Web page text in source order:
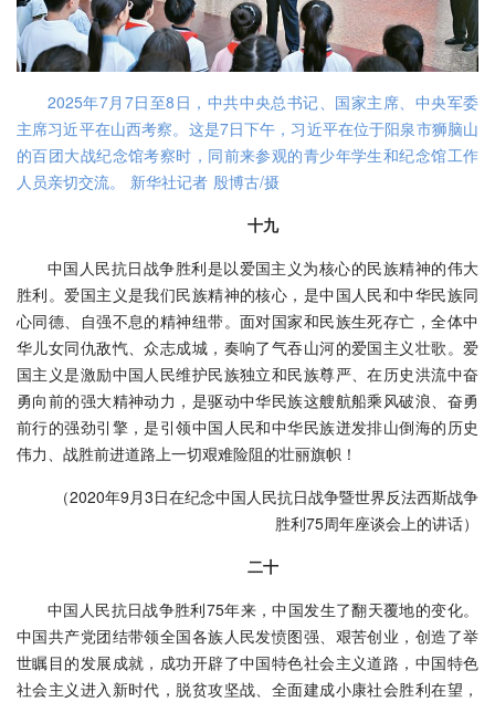
2025年7月7日至8日，中共中央总书记、国家主席、中央军委
主席习近平在山西考察。这是7日下午，习近平在位于阳泉市狮脑山
的百团大战纪念馆考察时，同前来参观的青少年学生和纪念馆工作
人员亲切交流。 新华社记者 殷博古/摄
十九
中国人民抗日战争胜利是以爱国主义为核心的民族精神的伟大
胜利。爱国主义是我们民族精神的核心，是中国人民和中华民族同
心同德、自强不息的精神纽带。面对国家和民族生死存亡，全体中
华儿女同仇敌忾、众志成城，奏响了气吞山河的爱国主义壮歌。爱
国主义是激励中国人民维护民族独立和民族尊严、在历史洪流中奋
勇向前的强大精神动力，是驱动中华民族这艘航船乘风破浪、奋勇
前行的强劲引擎，是引领中国人民和中华民族迸发排山倒海的历史
伟力、战胜前进道路上一切艰难险阻的壮丽旗帜！
（2020年9月3日在纪念中国人民抗日战争暨世界反法西斯战争
胜利75周年座谈会上的讲话）
二十
中国人民抗日战争胜利75年来，中国发生了翻天覆地的变化。
中国共产党团结带领全国各族人民发愤图强、艰苦创业，创造了举
世瞩目的发展成就，成功开辟了中国特色社会主义道路，中国特色
社会主义进入新时代，脱贫攻坚战、全面建成小康社会胜利在望，